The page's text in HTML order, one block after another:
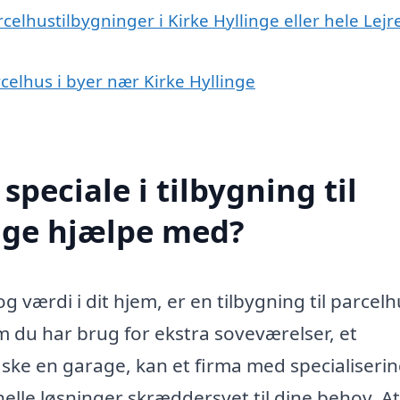
i Kirke Hyllinge eller hele
i byer nær Kirke Hyllinge
i tilbygning til
hjælpe med?
værdi i dit hjem, er en tilbygning til
du har brug for ekstra soveværelser, et
en garage, kan et firma med